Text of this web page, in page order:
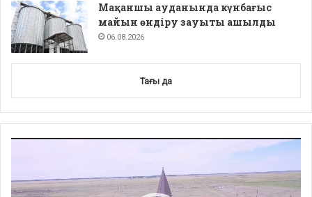
Мақаншы ауданында күнбағыс
майын өндіру зауыты ашылды
06.08.2026
Тағы да